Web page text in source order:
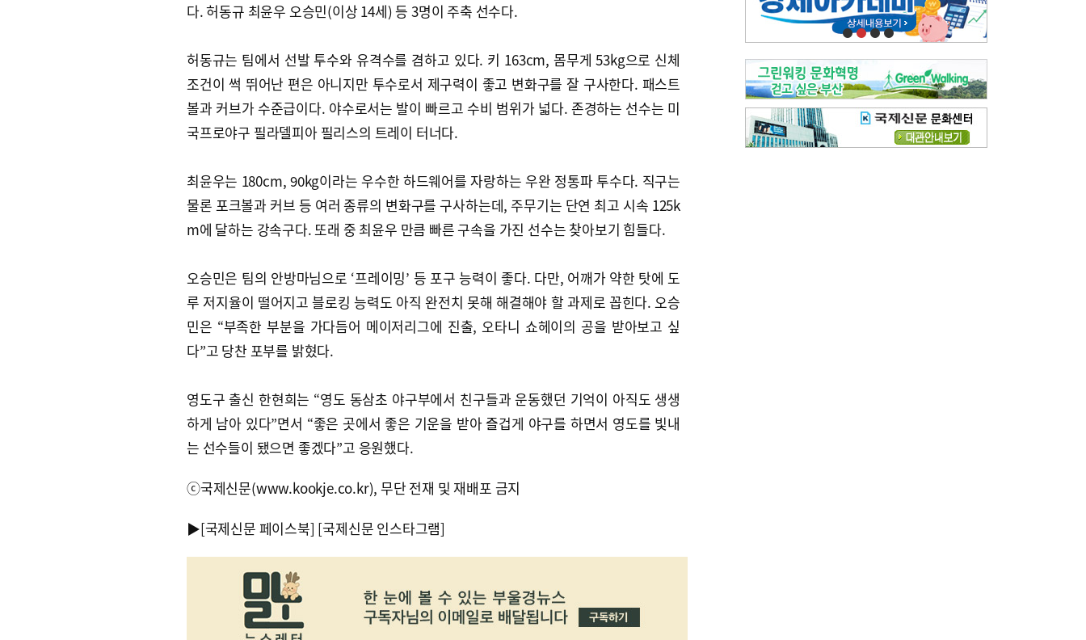
다. 허동규 최윤우 오승민(이상 14세) 등 3명이 주축 선수다.
허동규는 팀에서 선발 투수와 유격수를 겸하고 있다. 키 163cm, 몸무게 53kg으로 신체
조건이 썩 뛰어난 편은 아니지만 투수로서 제구력이 좋고 변화구를 잘 구사한다. 패스트
볼과 커브가 수준급이다. 야수로서는 발이 빠르고 수비 범위가 넓다. 존경하는 선수는 미
국프로야구 필라델피아 필리스의 트레이 터너다.
최윤우는 180cm, 90kg이라는 우수한 하드웨어를 자랑하는 우완 정통파 투수다. 직구는
물론 포크볼과 커브 등 여러 종류의 변화구를 구사하는데, 주무기는 단연 최고 시속 125k
m에 달하는 강속구다. 또래 중 최윤우 만큼 빠른 구속을 가진 선수는 찾아보기 힘들다.
오승민은 팀의 안방마님으로 ‘프레이밍’ 등 포구 능력이 좋다. 다만, 어깨가 약한 탓에 도
루 저지율이 떨어지고 블로킹 능력도 아직 완전치 못해 해결해야 할 과제로 꼽힌다. 오승
민은 “부족한 부분을 가다듬어 메이저리그에 진출, 오타니 쇼헤이의 공을 받아보고 싶
다”고 당찬 포부를 밝혔다.
영도구 출신 한현희는 “영도 동삼초 야구부에서 친구들과 운동했던 기억이 아직도 생생
하게 남아 있다”면서 “좋은 곳에서 좋은 기운을 받아 즐겁게 야구를 하면서 영도를 빛내
는 선수들이 됐으면 좋겠다”고 응원했다.
ⓒ국제신문(www.kookje.co.kr), 무단 전재 및 재배포 금지
▶[국제신문 페이스북] [국제신문 인스타그램]